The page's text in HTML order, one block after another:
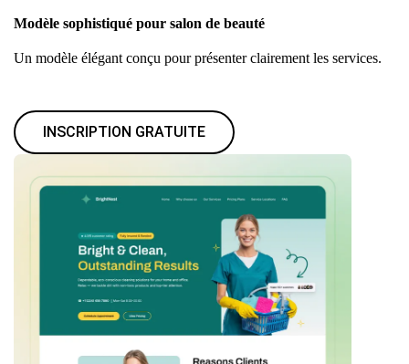
Modèle sophistiqué pour salon de beauté
Un modèle élégant conçu pour présenter clairement les services.
INSCRIPTION GRATUITE